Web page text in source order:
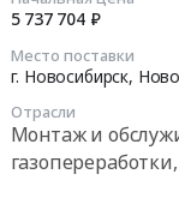
5 737 704 ₽
Место поставки
г. Новосибирск,
Отрасли
Монтаж и